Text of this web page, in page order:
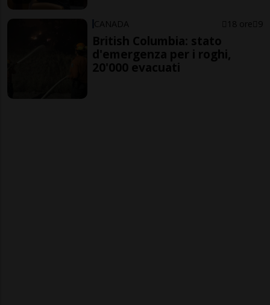
CANADA 18 ore 9
British Columbia: stato
d'emergenza per i roghi,
20'000 evacuati